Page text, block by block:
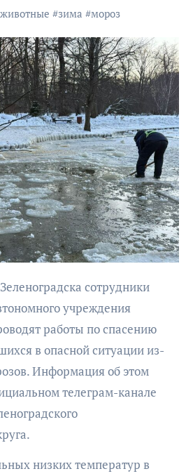
животные #зима #мороз
учреждения
работы по спасению
в опасной ситуации из-
Информация об этом
телеграм-канале
низких температур в